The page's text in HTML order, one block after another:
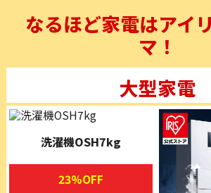
なるほど家電はアイ
マ！
大型家電
洗濯機OSH7kg
23%OFF